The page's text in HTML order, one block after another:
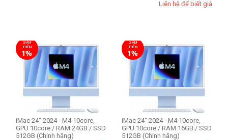
Liên hệ để biết giá
GIẢM
THÊM
1%
iMac 24" 2024 - M4 10core,
GPU 10core / RAM 24GB / SSD
512GB (Chính hãng)
GIẢM
THÊM
1%
iMac 24" 2024 - M4 10core,
GPU 10core / RAM 16GB / SSD
512GB (Chính hãng)